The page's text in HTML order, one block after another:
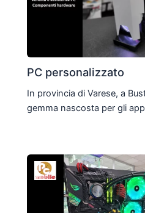
PC personalizzato
In provincia di Varese, a
gemma nascosta per gli